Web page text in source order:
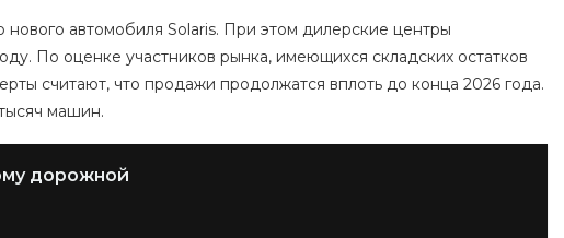
автомобиля Solaris. При этом дилерские центры
По оценке участников рынка, имеющихся складских остатков
считают, что продажи продолжатся вплоть до конца 2026 года.
машин.
дорожной